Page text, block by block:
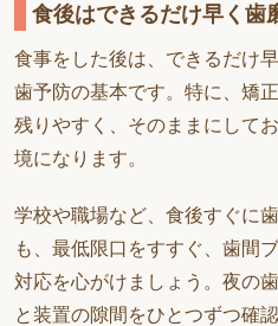
食後はできるだけ早く歯
食事をした後は、できるだけ
歯予防の基本です。特に、矯
残りやすく、そのままにして
境になります。
学校や職場など、食後すぐに
も、最低限口をすすぐ、歯間
対応を心がけましょう。夜の
と装置の隙間をひとつずつ確